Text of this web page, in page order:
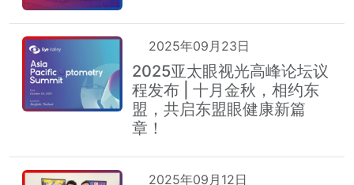
2025年09月23日
2025亚太眼视光高峰论坛议
程发布 | 十月金秋，相约东
盟，共启东盟眼健康新篇
章！
2025年09月12日